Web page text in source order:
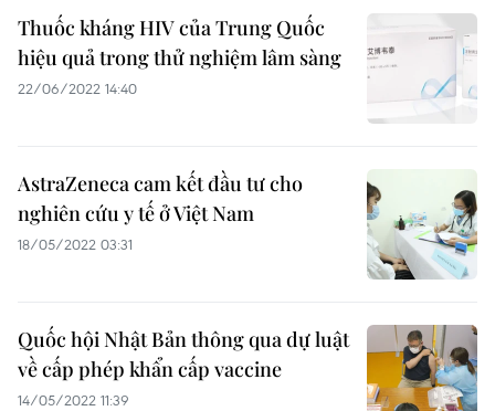
Thuốc kháng HIV của Trung Quốc
hiệu quả trong thử nghiệm lâm sàng
22/06/2022 14:40
AstraZeneca cam kết đầu tư cho
nghiên cứu y tế ở Việt Nam
18/05/2022 03:31
Quốc hội Nhật Bản thông qua dự luật
về cấp phép khẩn cấp vaccine
14/05/2022 11:39